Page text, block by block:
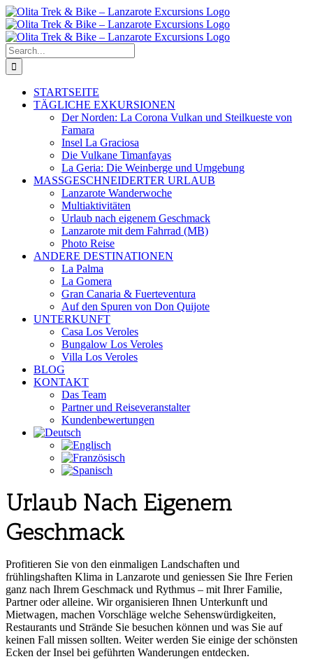
Skip
to
content
Search
for:
STARTSEITE
TÄGLICHE EXKURSIONEN
Der Norden: La Corona Vulkan und Steilkueste von
Famara
Insel La Graciosa
Die Vulkane Timanfayas
La Geria: Die Weinberge und Umgebung
MASSGESCHNEIDERTER URLAUB
Lanzarote Wanderwoche
Multiaktivitäten
Urlaub nach eigenem Geschmack
Lanzarote mit dem Fahrrad (MB)
Photo Reise
ANDERE DESTINATIONEN
La Palma
La Gomera
Gran Canaria & Fuerteventura
Auf den Spuren von Don Quijote
UNTERKUNFT
Casa Los Veroles
Bungalow Los Veroles
Villa Los Veroles
BLOG
KONTAKT
Das Team
Partner und Reiseveranstalter
Kundenbewertungen
Urlaub Nach Eigenem
Geschmack
Profitieren Sie von den einmaligen Landschaften und
frühlingshaften Klima in Lanzarote und geniessen Sie Ihre Ferien
ganz nach Ihrem Geschmack und Rythmus – mit Ihrer Familie,
Partner oder alleine. Wir organisieren Ihnen Unterkunft und
Mietwagen, machen Vorschläge welche Sehenswürdigkeiten,
Restaurants und Strände Sie besuchen können und was Sie auf
keinen Fall missen sollten. Weiter werden Sie einige der schönsten
Ecken der Insel bei geführten Wanderungen entdecken.